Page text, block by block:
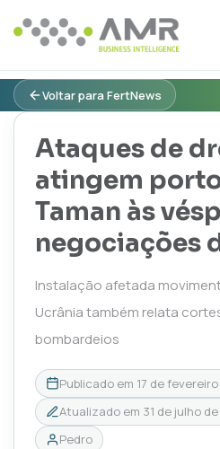
Voltar para FertNews
Ataques de
atingem
Taman às
negociações
Instalação afetada
Ucrânia também relata
bombardeios
Publicado em 17 de
Atualizado em 31 de julho
Pedro